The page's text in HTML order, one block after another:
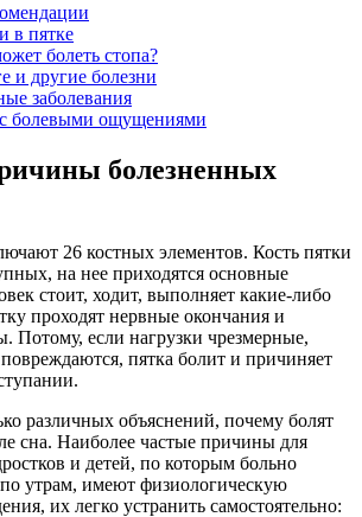
в пятке
болеть стопа?
и другие болезни
заболевания
с болевыми ощущениями
болезненных
26 костных элементов. Кость пятки
на нее приходятся основные
стоит, ходит, выполняет какие-либо
проходят нервные окончания и
Потому, если нагрузки чрезмерные,
пятка болит и причиняет
различных объяснений, почему болят
сна. Наиболее частые причины для
и детей, по которым больно
по утрам, имеют физиологическую
их легко устранить самостоятельно: